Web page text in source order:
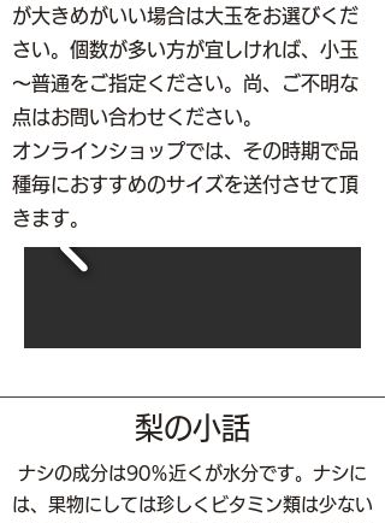
が大きめがいい場合は大玉をお選びくだ
さい。個数が多い方が宜しければ、小玉
～普通をご指定ください。尚、ご不明な
点はお問い合わせください。
オンラインショップでは、その時期で品
種毎におすすめのサイズを送付させて頂
きます。
梨の小話
ナシの成分は90％近くが水分です。ナシに
は、果物にしては珍しくビタミン類は少ない